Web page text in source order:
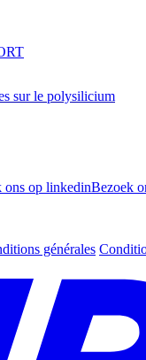
sur le polysilicium
ons op linkedinBezoek
générales